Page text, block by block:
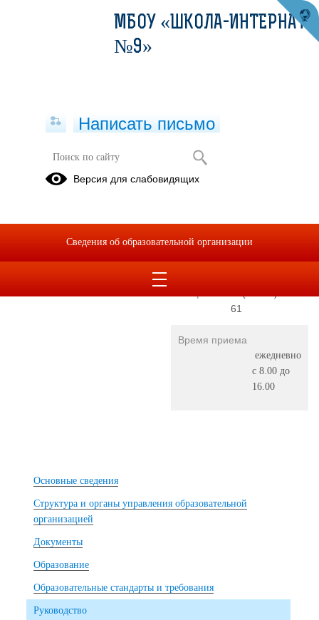
Директор школы
Вениаминовна
61
Время приема
ежедневно
с 8.00 до
16.00
Основные сведения
Структура и органы управления образовательной
организацией
Документы
Образование
Образовательные стандарты и требования
Руководство
МБОУ «ШКОЛА-ИНТЕРНАТ
№9»
Написать письмо
Версия для слабовидящих
Сведения об образовательной организации